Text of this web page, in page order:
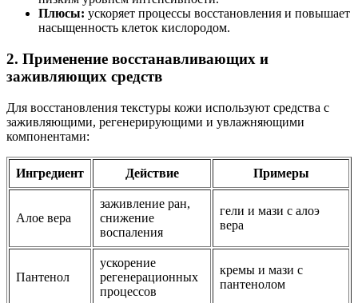
Плюсы: ускоряет процессы восстановления и повышает
насыщенность клеток кислородом.
2. Применение восстанавливающих и
заживляющих средств
Для восстановления текстуры кожи используют средства с
заживляющими, регенерирующими и увлажняющими
компонентами:
Ингредиент Действие Примеры
Алое вера
заживление ран,
снижение
воспаления
гели и мази с алоэ
вера
Пантенол
ускорение
регенерационных
процессов
кремы и мази с
пантенолом